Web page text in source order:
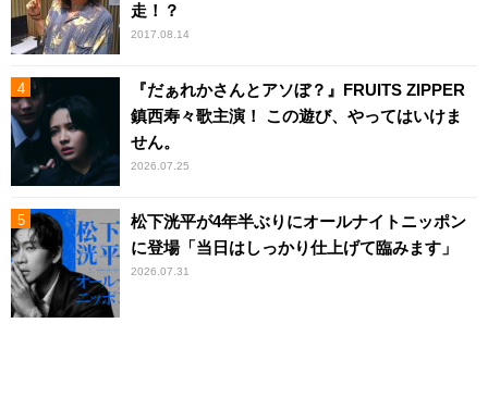
走！？
2017.08.14
『だぁれかさんとアソぼ？』FRUITS ZIPPER
鎮西寿々歌主演！ この遊び、やってはいけま
せん。
2026.07.25
松下洸平が4年半ぶりにオールナイトニッポン
に登場「当日はしっかり仕上げて臨みます」
2026.07.31